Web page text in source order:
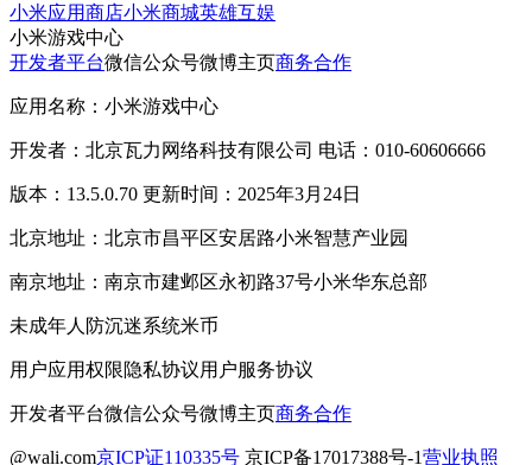
小米应用商店小米商城英雄互娱
小米游戏中心
开发者平台微信公众号微博主页商务合作
应用名称：小米游戏中心
开发者：北京瓦力网络科技有限公司 电话：010-60606666
版本：13.5.0.70 更新时间：2025年3月24日
北京地址：北京市昌平区安居路小米智慧产业园
南京地址：南京市建邺区永初路37号小米华东总部
未成年人防沉迷系统米币
用户应用权限隐私协议用户服务协议
开发者平台微信公众号微博主页商务合作
@wali.com京ICP证110335号 京ICP备17017388号-1营业执照